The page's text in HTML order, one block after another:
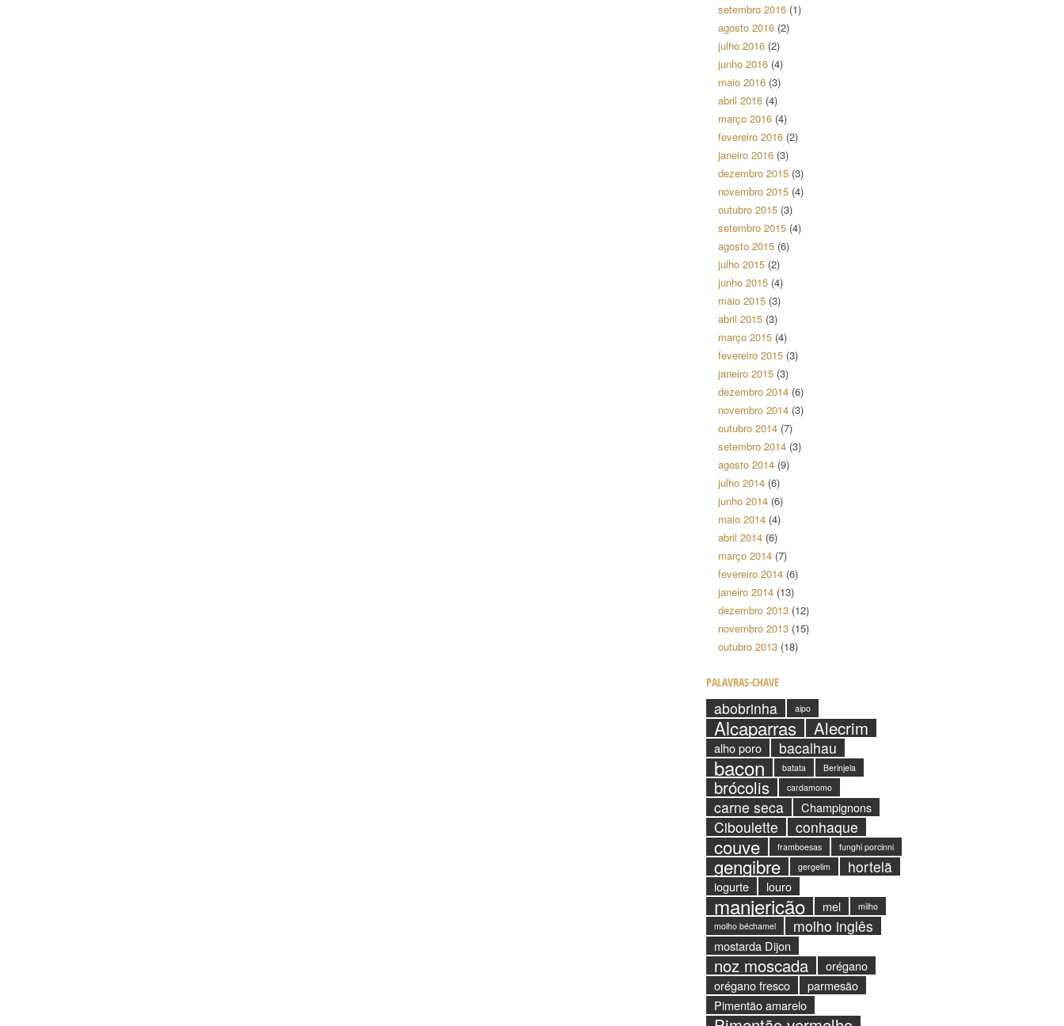
setembro 2016 (1)
agosto 2016 (2)
julho 2016 (2)
junho 2016 (4)
maio 2016 (3)
abril 2016 (4)
março 2016 (4)
fevereiro 2016 (2)
janeiro 2016 (3)
dezembro 2015 (3)
novembro 2015 (4)
outubro 2015 (3)
setembro 2015 (4)
agosto 2015 (6)
julho 2015 (2)
junho 2015 (4)
maio 2015 (3)
abril 2015 (3)
março 2015 (4)
fevereiro 2015 (3)
janeiro 2015 (3)
dezembro 2014 (6)
novembro 2014 (3)
outubro 2014 (7)
setembro 2014 (3)
agosto 2014 (9)
julho 2014 (6)
junho 2014 (6)
maio 2014 (4)
abril 2014 (6)
março 2014 (7)
fevereiro 2014 (6)
janeiro 2014 (13)
dezembro 2013 (12)
novembro 2013 (15)
outubro 2013 (18)
PALAVRAS-CHAVE
abobrinha aipo
Alcaparras Alecrim
alho poro bacalhau
bacon batata Berinjela
brócolis cardamomo
carne seca Champignons
Ciboulette conhaque
couve framboesas funghi porcinni
gengibre gergelim hortelã
iogurte louro
manjericão mel
milho
molho béchamel
molho inglês
mostarda Dijon
noz moscada
orégano
orégano fresco
parmesão
Pimentão amarelo